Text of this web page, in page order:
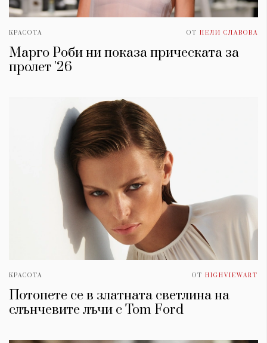
КРАСОТА ОТ НЕЛИ СЛАВОВА
Марго Роби ни показа прическата за
пролет '26
КРАСОТА ОТ HIGHVIEWART
Потопете се в златната светлина на
слънчевите лъчи с Tom Ford